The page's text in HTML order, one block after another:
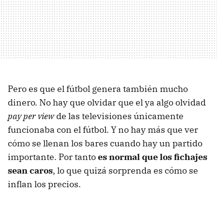
Pero es que el fútbol genera también mucho
dinero. No hay que olvidar que el ya algo olvidad
pay per viewde las televisiones únicamente
funcionaba con el fútbol. Y no hay más que ver
cómo se llenan los bares cuando hay un partido
importante. Por tantoes normal que los fichajes
sean caros, lo que quizá sorprenda es cómo se
inflan los precios.